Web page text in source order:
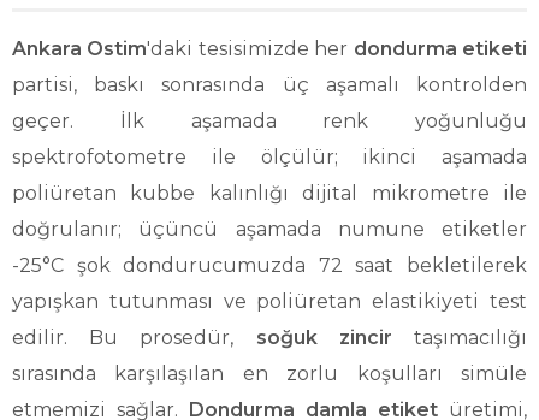
Ankara Ostim'daki tesisimizde her dondurma etiketi
partisi, baskı sonrasında üç aşamalı kontrolden
geçer. İlk aşamada renk yoğunluğu
spektrofotometre ile ölçülür; ikinci aşamada
poliüretan kubbe kalınlığı dijital mikrometre ile
doğrulanır; üçüncü aşamada numune etiketler
-25°C şok dondurucumuzda 72 saat bekletilerek
yapışkan tutunması ve poliüretan elastikiyeti test
edilir. Bu prosedür, soğuk zincir taşımacılığı
sırasında karşılaşılan en zorlu koşulları simüle
etmemizi sağlar. Dondurma damla etiket üretimi,